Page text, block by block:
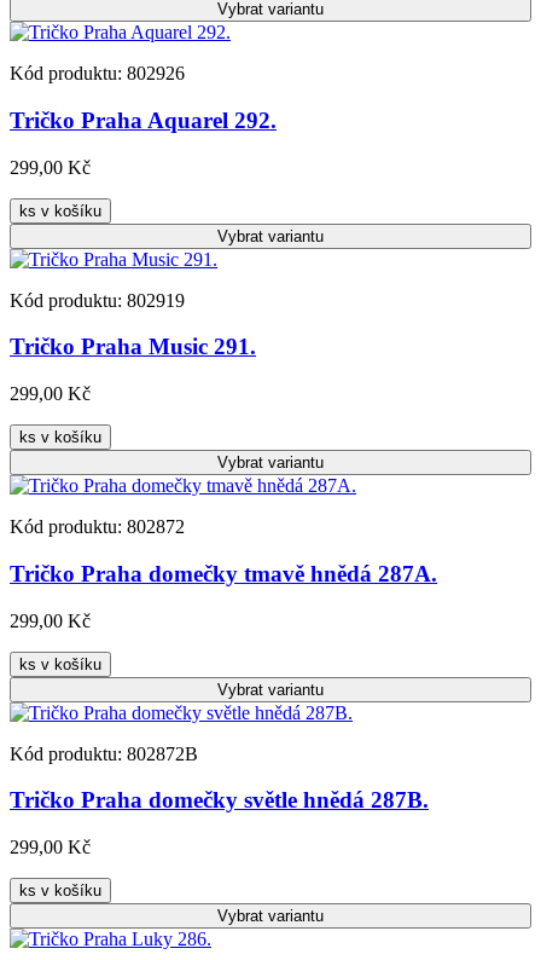
Vybrat variantu
Kód produktu: 802926
Tričko Praha Aquarel 292.
299,00 Kč
ks v košíku
Vybrat variantu
Kód produktu: 802919
Tričko Praha Music 291.
299,00 Kč
ks v košíku
Vybrat variantu
Kód produktu: 802872
Tričko Praha domečky tmavě hnědá 287A.
299,00 Kč
ks v košíku
Vybrat variantu
Kód produktu: 802872B
Tričko Praha domečky světle hnědá 287B.
299,00 Kč
ks v košíku
Vybrat variantu